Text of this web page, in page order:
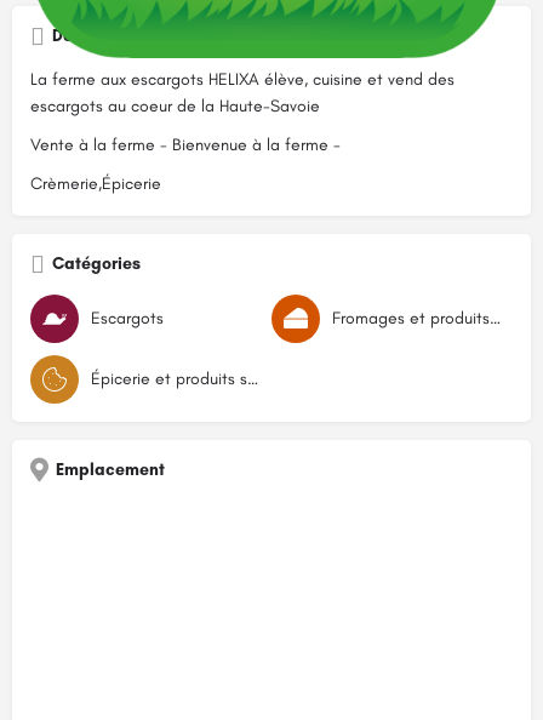
Description
La ferme aux escargots HELIXA élève, cuisine et vend des
escargots au coeur de la Haute-Savoie
Vente à la ferme - Bienvenue à la ferme -
Crèmerie,Épicerie
Catégories
Escargots Fromages et produits laitiers
Épicerie et produits secs
Emplacement